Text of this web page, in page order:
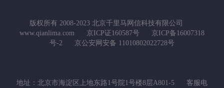
版权所有 2008-2023 北京千里马网信科技有限公司
www.qianlima.com
京ICP证160587号
京ICP备16007318
号-2
京公安网安备 11010802022728号
地址：北京市海淀区上地东路1号院1号楼8层A801-5
客服电